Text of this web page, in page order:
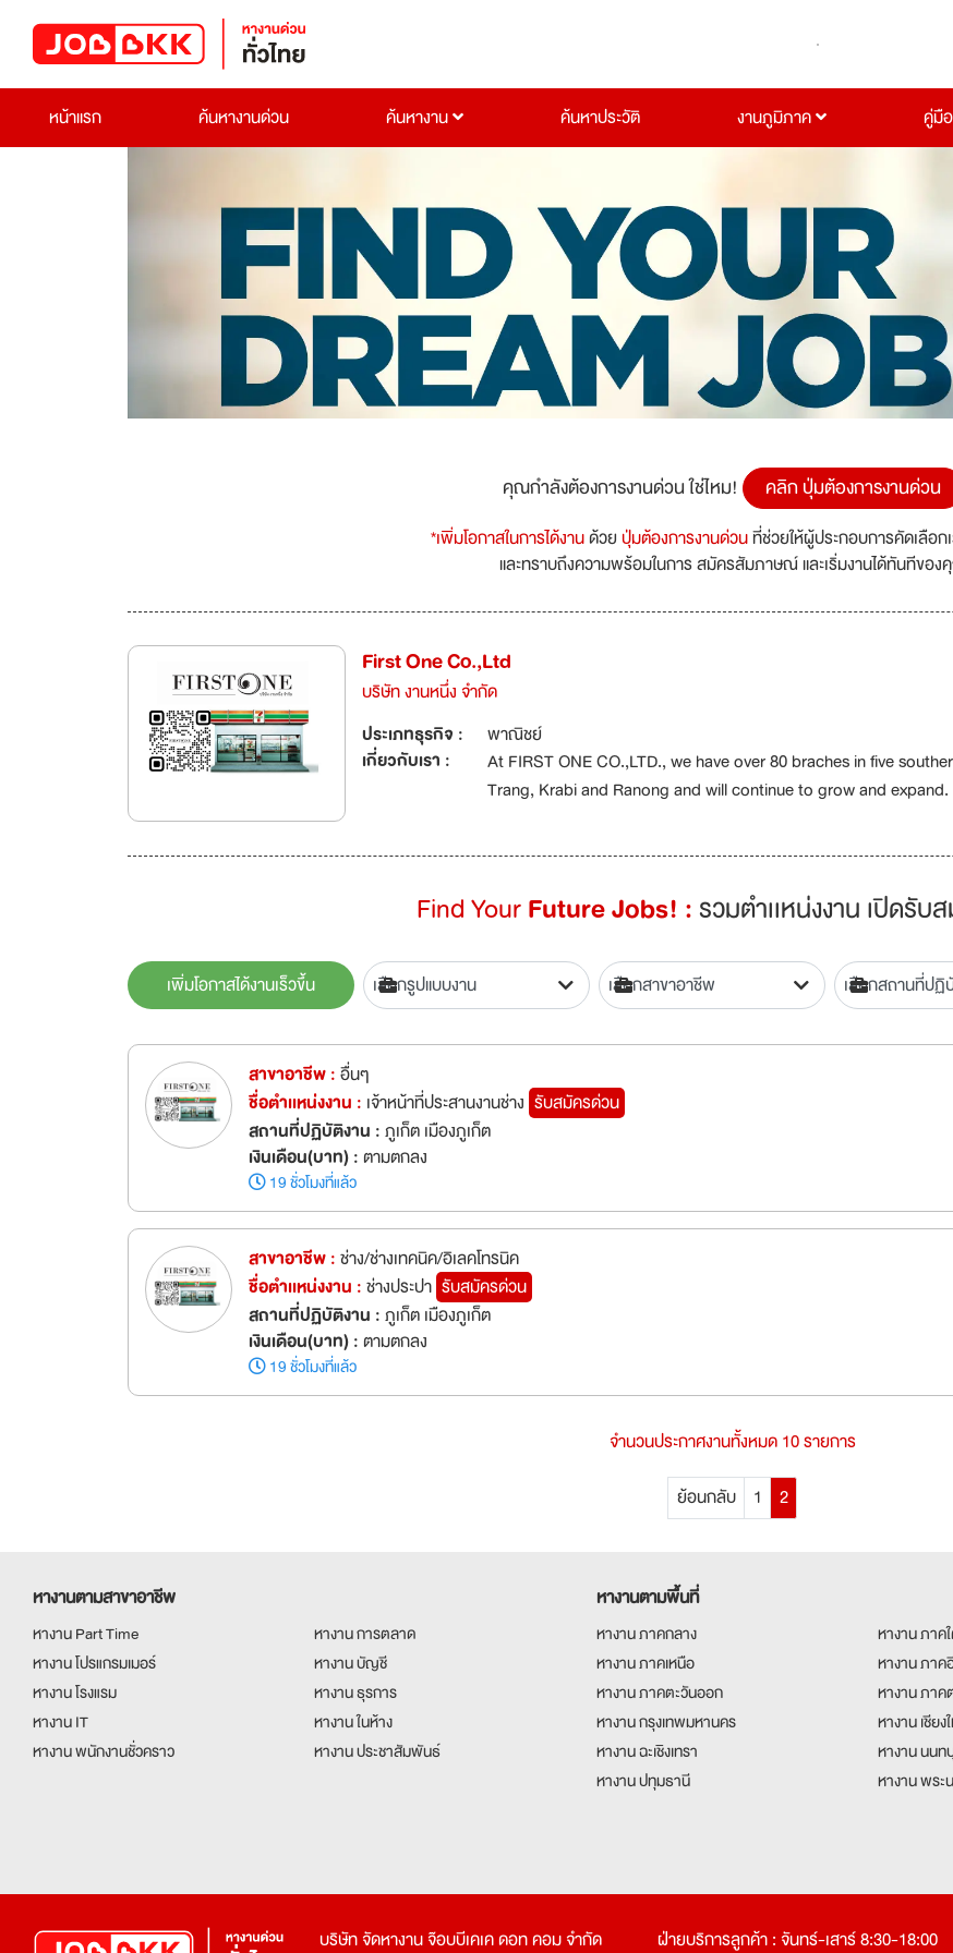
หน้าแรก
ค้นหางานด่วน ค้นหางาน ค้นหาประวัติ งานภูมิภาค คู่มื
คุณกำลังต้องการงานด่วน ใช่ไหม! คลิก ปุ่มต้องการงานด่วน
*เพิ่มโอกาสในการได้งานด้วยปุ่มต้องการงานด่วนที่ช่วยให้ผู้ประกอบการคัดเลือก
และทราบถึงความพร้อมในการ สมัครสัมภาษณ์ และเริ่มงานได้ทันทีขอ
First One Co.,Ltd
บริษัท งานหนึ่ง จำกัด
ประเภทธุรกิจ :
พาณิชย์
เกี่ยวกับเรา :
At FIRST ONE CO.,LTD., we have over 80 braches in five
Trang, Krabi and Ranong and will continue to grow and expand.
Find YourFuture Jobs! :รวมตำเเหน่งงาน เปิดรับ
เพิ่มโอกาสได้งานเร็วขึ้น
สาขาอาชีพ :อื่นๆ
ชื่อตำเเหน่งงาน : เจ้าหน้าที่ประสานงานช่าง รับสมัครด่วน
สถานที่ปฏิบัติงาน :ภูเก็ต เมืองภูเก็ต
เงินเดือน(บาท) :ตามตกลง
19 ชั่วโมงที่แล้ว
สาขาอาชีพ :ช่าง/ช่างเทคนิค/อิเลคโทรนิค
ชื่อตำเเหน่งงาน :ช่างประปา รับสมัครด่วน
สถานที่ปฏิบัติงาน :ภูเก็ต เมืองภูเก็ต
เงินเดือน(บาท) :ตามตกลง
19 ชั่วโมงที่แล้ว
จำนวนประกาศงานทั้งหมด 10 รายการ
ย้อนกลับ
1 2
หางานตามสาขาอาชีพ
หางาน Part Time
หางาน การตลาด
หางาน โปรแกรมเมอร์
หางาน บัญชี
หางาน โรงแรม
หางาน ธุรการ
หางาน IT
หางาน ในห้าง
หางาน พนักงานชั่วคราว
หางาน ประชาสัมพันธ์
หางานตามพื้นที่
หางาน ภาคกลาง
หางาน ภาค
หางาน ภาคเหนือ
หางาน ภาค
หางาน ภาคตะวันออก
หางาน ภาค
หางาน กรุงเทพมหานคร
หางาน เชียง
หางาน ฉะเชิงเทรา
หางาน นนท
หางาน ปทุมธานี
หางาน พระ
บริษัท จัดหางาน จ๊อบบีเคเค ดอท คอม จำกัด
ฝ่ายบริการลูกค้า : จันทร์-เสาร์ 8:30-18:00